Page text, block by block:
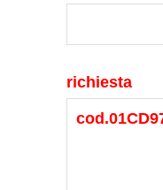
richiesta